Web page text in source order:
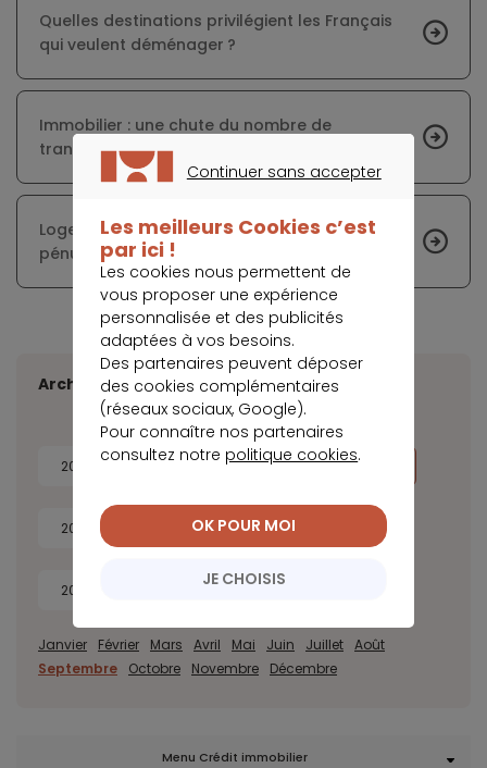
Quelles destinations privilégient les Français
qui veulent déménager ?
Immobilier : une chute du nombre de
transactions estimée à 20% sur un an
Logement étudiant : comment expliquer cette
pénurie de biens à louer ?
Archives
2026 2025 2024
2022 2020
2018
Janvier Février Mars Avril Mai Juin Juillet Août
Septembre
Octobre Novembre Décembre
Menu Crédit immobilier
Continuer sans accepter
Les meilleurs Cookies c’est
par ici !
Les cookies nous permettent de
vous proposer une expérience
personnalisée et des publicités
adaptées à vos besoins.
Des partenaires peuvent déposer
des cookies complémentaires
(réseaux sociaux, Google).
Pour connaître nos partenaires
consultez notre politique cookies.
JE CHOISIS
OK POUR MOI